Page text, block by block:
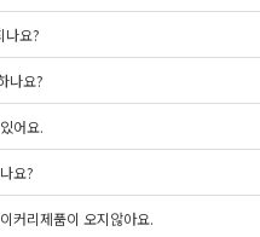
나요?
나요?
어요.
요?
커리제품이 오지않아요.